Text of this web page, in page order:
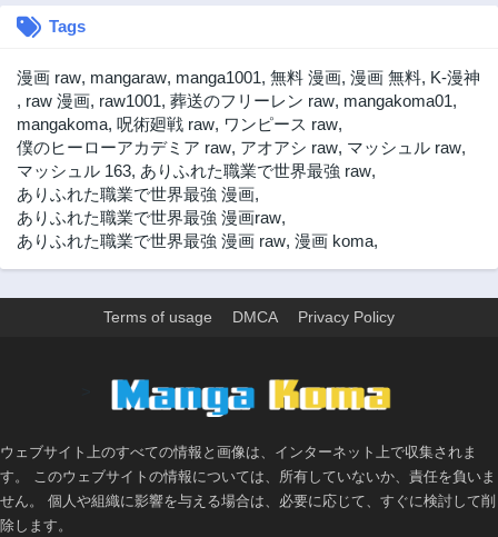
第51話
第49話
3年前
第48話
3年前
第47話
3年前
第46話
3年前
第45話
3年前 3年前
第40話
第38話
3年前
3年前 3年前
第35話
3年前
第34話
Tags
漫画 raw, mangaraw, manga1001, 無料 漫画, 漫画 無料, K-漫神
, raw 漫画, raw1001, 葬送のフリーレン raw, mangakoma01,
mangakoma, 呪術廻戦 raw, ワンピース raw,
僕のヒーローアカデミア raw, アオアシ raw, マッシュル raw,
マッシュル 163, ありふれた職業で世界最強 raw,
ありふれた職業で世界最強 漫画,
ありふれた職業で世界最強 漫画raw,
ありふれた職業で世界最強 漫画 raw, 漫画 koma,
Terms of usage DMCA Privacy Policy
ウェブサイト上のすべての情報と画像は、インターネット上で収集されま
す。 このウェブサイトの情報については、所有していないか、責任を負いま
せん。 個人や組織に影響を与える場合は、必要に応じて、すぐに検討して削
除します。